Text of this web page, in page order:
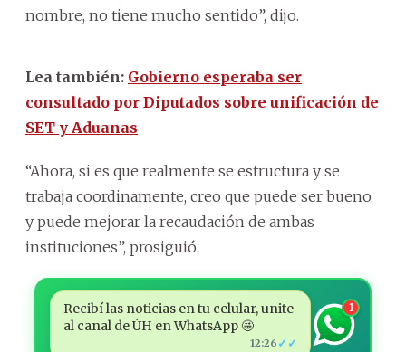
nombre, no tiene mucho sentido”, dijo.
Lea también: Gobierno esperaba ser
consultado por Diputados sobre unificación de
SET y Aduanas
“Ahora, si es que realmente se estructura y se
trabaja coordinamente, creo que puede ser bueno
y puede mejorar la recaudación de ambas
instituciones”, prosiguió.
Recibí las noticias en tu celular, unite
al canal de ÚH en WhatsApp 🤩
12:26 ✓✓
1